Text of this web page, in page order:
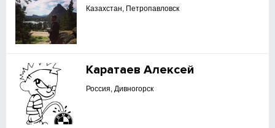
Казахстан, Петропавловск
Каратаев Алексей
Россия, Дивногорск